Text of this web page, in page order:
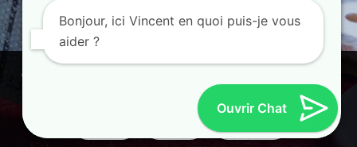
© 2025 AU FILS D’HORUS| All Rights Reserved |
Ce site utilise des cookies. En continuant à parcourir ce site, vous
acceptez leur utilisation.
Bonjour, ici Vincent en quoi puis-je vous
aider ?
Ouvrir Chat